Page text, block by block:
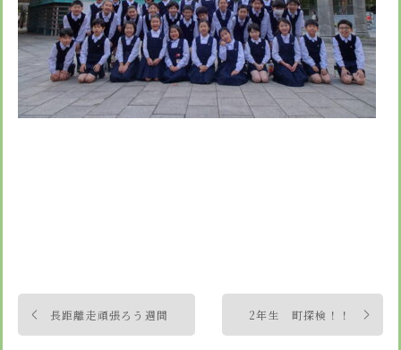
投
稿
長距離走頑張ろう週間 2年生 町探検！！